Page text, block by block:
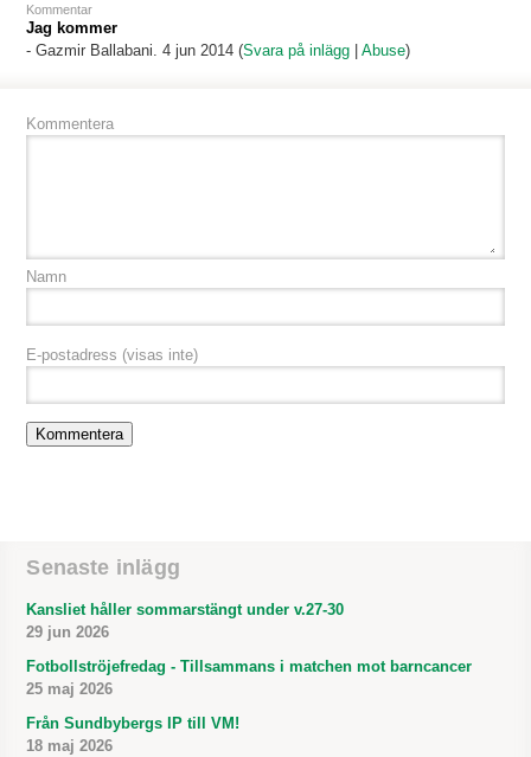
Kommentar
Jag kommer
-Gazmir Ballabani . 4 jun 2014 (Svara på inlägg |Abuse)
Kommentera
Namn
E-postadress (visas inte)
Senaste inlägg
Kansliet håller sommarstängt under v.27-30
29 jun 2026
Fotbollströjefredag - Tillsammans i matchen mot barncancer
25 maj 2026
Från Sundbybergs IP till VM!
18 maj 2026